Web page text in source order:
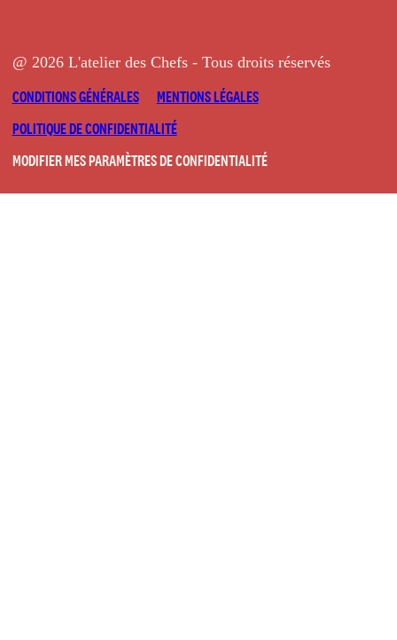
@ 2026 L'atelier des Chefs - Tous droits réservés
CONDITIONS GÉNÉRALES
MENTIONS LÉGALES
POLITIQUE DE CONFIDENTIALITÉ
MODIFIER MES PARAMÈTRES DE CONFIDENTIALITÉ